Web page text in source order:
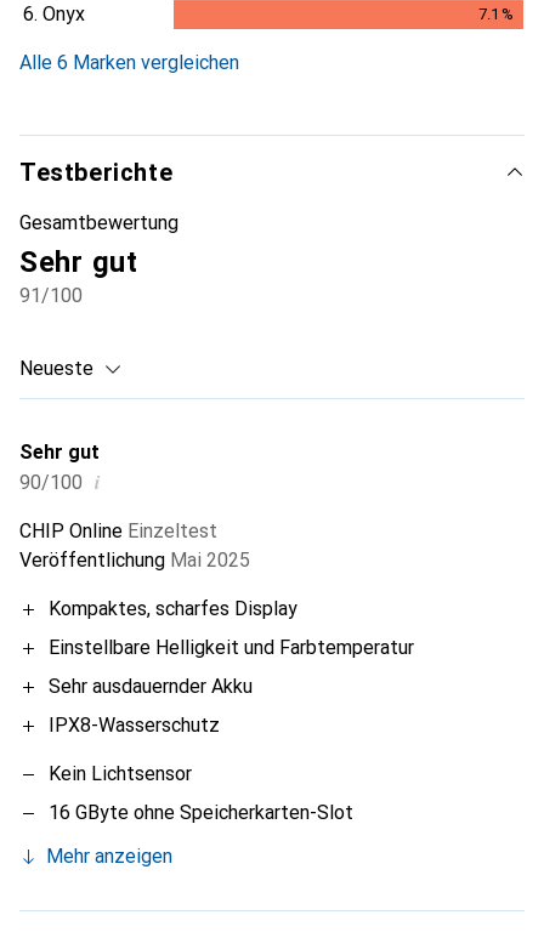
6. Onyx 7.1 %
Alle 6 Marken vergleichen
Testberichte
Gesamtbewertung
Sehr gut
91 /100
Neueste
Sehr gut
90/100 i
CHIP Online Einzeltest
Veröffentlichung Mai 2025
Kompaktes, scharfes Display
Einstellbare Helligkeit und Farbtemperatur
Sehr ausdauernder Akku
IPX8-Wasserschutz
Kein Lichtsensor
16 GByte ohne Speicherkarten-Slot
Mehr anzeigen